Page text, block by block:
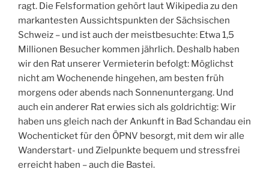
ragt. Die Felsformation gehört laut Wikipedia zu den
markantesten Aussichtspunkten der Sächsischen
Schweiz – und ist auch der meistbesuchte: Etwa 1,5
Millionen Besucher kommen jährlich. Deshalb haben
wir den Rat unserer Vermieterin befolgt: Möglichst
nicht am Wochenende hingehen, am besten früh
morgens oder abends nach Sonnenuntergang. Und
auch ein anderer Rat erwies sich als goldrichtig: Wir
haben uns gleich nach der Ankunft in Bad Schandau ein
Wochenticket für den ÖPNV besorgt, mit dem wir alle
Wanderstart- und Zielpunkte bequem und stressfrei
erreicht haben – auch die Bastei.